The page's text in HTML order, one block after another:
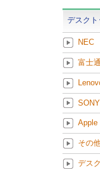
デスクト
NEC
富士通
SONY
Apple
その
デス